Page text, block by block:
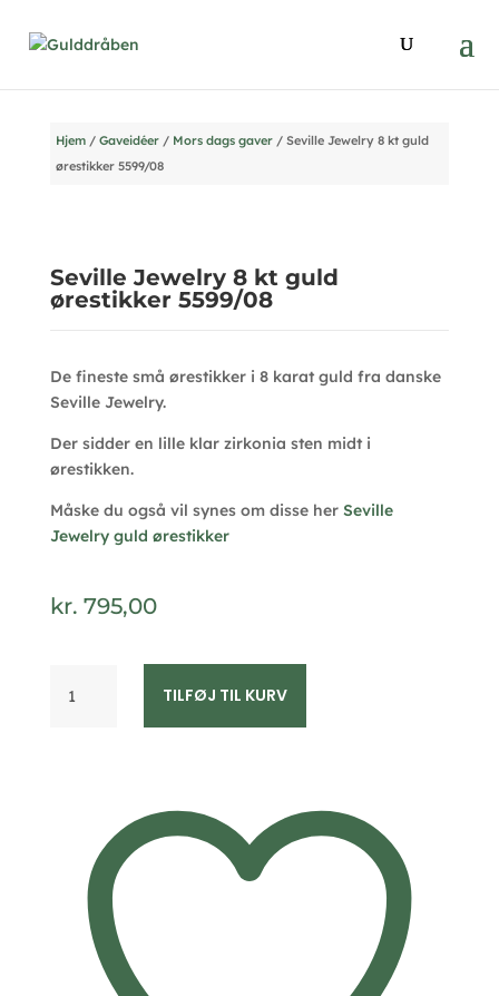
Hjem/ Gaveidéer/ Mors dags gaver/ Seville Jewelry 8 kt guld
ørestikker 5599/08
Seville Jewelry 8 kt guld
ørestikker 5599/08
De fineste små ørestikker i 8 karat guld fra danske
Seville Jewelry.
Der sidder en lille klar zirkonia sten midt i
ørestikken.
Måske du også vil synes om disse her Seville
Jewelry guld ørestikker
kr. 795,00
Jewelry
TILFØJ TIL KURV